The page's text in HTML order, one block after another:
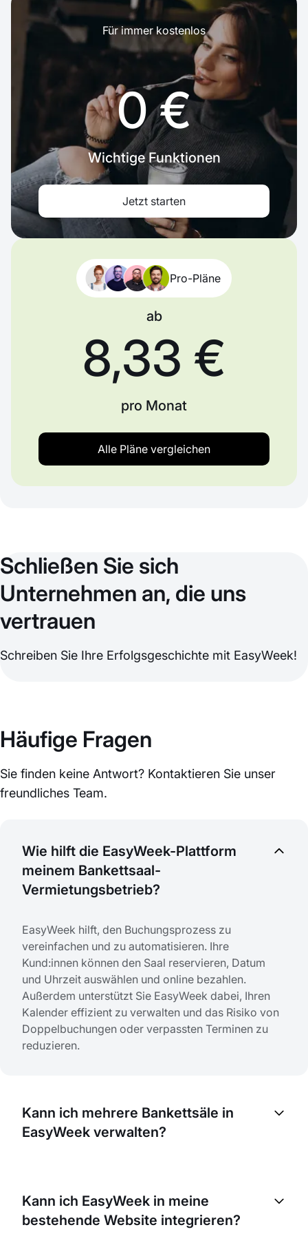
Für immer kostenlos
0 €
Wichtige Funktionen
Jetzt starten
Pro-Pläne
ab
8,33 €
pro Monat
Alle Pläne vergleichen
Schließen Sie sich
Unternehmen an, die uns
vertrauen
Schreiben Sie Ihre Erfolgsgeschichte mit EasyWeek!
Häufige Fragen
Sie finden keine Antwort? Kontaktieren Sie unser
freundliches Team.
Wie hilft die EasyWeek-Plattform
meinem Bankettsaal-
Vermietungsbetrieb?
EasyWeek hilft, den Buchungsprozess zu
vereinfachen und zu automatisieren. Ihre
Kund:innen können den Saal reservieren, Datum
und Uhrzeit auswählen und online bezahlen.
Außerdem unterstützt Sie EasyWeek dabei, Ihren
Kalender effizient zu verwalten und das Risiko von
Doppelbuchungen oder verpassten Terminen zu
reduzieren.
Kann ich mehrere Bankettsäle in
EasyWeek verwalten?
Das ist besonders hilfreich, wenn Ihr Unternehmen
an verschiedenen Orten tätig ist.
Kann ich EasyWeek in meine
bestehende Website integrieren?